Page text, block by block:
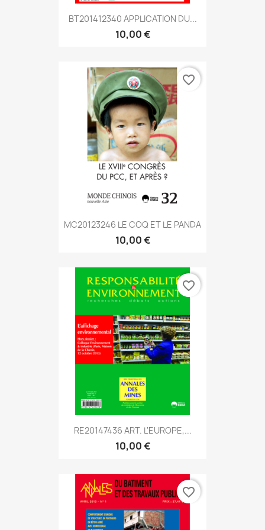
BT201412340 APPLICATION DU...
10,00 €
MC20123246 LE COQ ET LE PANDA
10,00 €
favorite_border
RE20147436 ART. L'EUROPE,...
10,00 €
favorite_border
favorite_border